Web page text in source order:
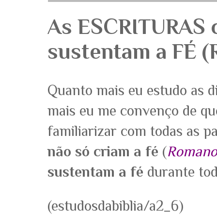
As ESCRITURAS
sustentam a FÉ
Quanto mais eu estudo as
mais eu me convenço de
familiarizar com todas as
não só criam a fé (
sustentam a fé durante
(estudosdabiblia/a2_6)